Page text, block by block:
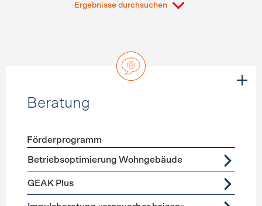
Ergebnisse durchsuchen
Beratung
Förderprogramme Beratung
Förderprogramm
Betriebsoptimierung Wohngebäude
GEAK Plus